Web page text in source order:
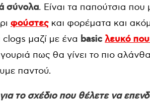
σύνολα. Είναι τα παπούτσια
φούστες και φορέματα και
μαζί με ένα basic λευκό
πως θα γίνει το πιο
παντού.
το σχέδιο που θέλετε να